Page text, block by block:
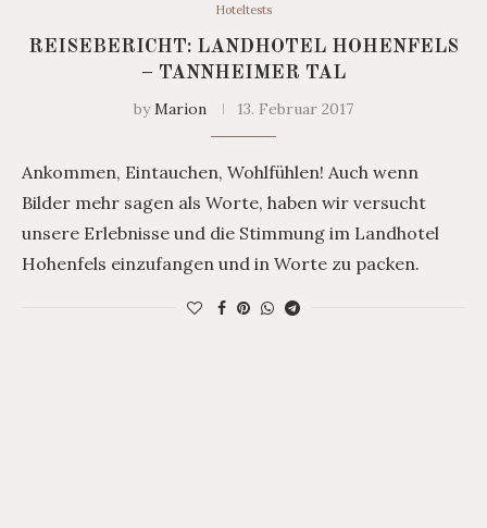
Hoteltests
REISEBERICHT: LANDHOTEL HOHENFELS
– TANNHEIMER TAL
byMarion 13. Februar 2017
Ankommen, Eintauchen, Wohlfühlen! Auch wenn
Bilder mehr sagen als Worte, haben wir versucht
unsere Erlebnisse und die Stimmung im Landhotel
Hohenfels einzufangen und in Worte zu packen.